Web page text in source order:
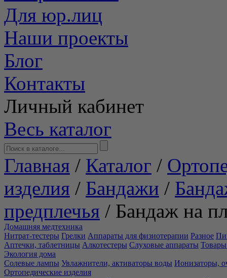
Для юр.лиц
Наши проекты
Блог
Контакты
Личный кабинет
Весь каталог
Главная / Каталог /
изделия / Бандажи /
предплечья / Бандаж на
Домашняя медтехника
Нитрат-тестеры Грелки Аппараты для физиотерапии Разное
Аптечки, таблетницы Алкотестеры Слуховые аппараты Товары
Экология дома
Солевые лампы Увлажнители, активаторы воды Ионизаторы,
Ортопедические изделия